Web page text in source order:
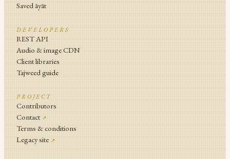
Saved āyāt
DEVELOPERS
REST API
Audio & image CDN
Client libraries
Tajweed guide
PROJECT
Contributors
Contact ↗
Terms & conditions
Legacy site ↗